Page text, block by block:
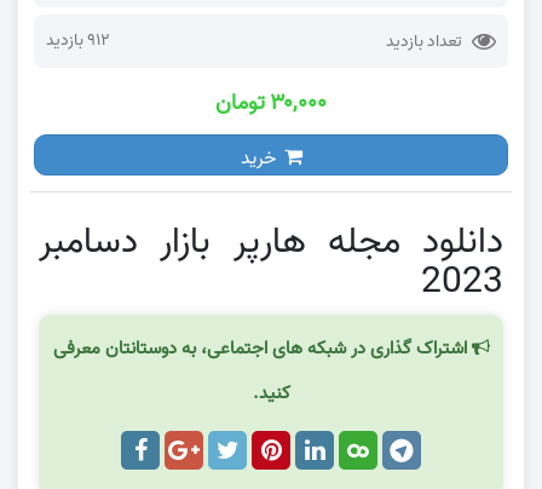
تعداد بازدید 912 بازدید
۳۰,۰۰۰ تومان
خرید
دانلود مجله هارپر بازار دسامبر
2023
اشتراک گذاری در شبکه های اجتماعی، به دوستانتان معرفی
کنید.